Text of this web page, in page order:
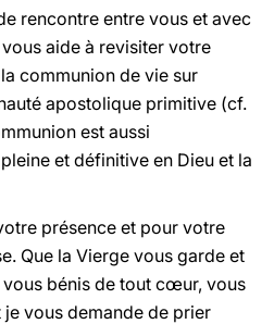
rencontre entre vous et avec
aide à revisiter votre
communion de vie sur
apostolique primitive (cf.
est aussi
et définitive en Dieu et la
présence et pour votre
Que la Vierge vous garde et
bénis de tout cœur, vous
vous demande de prier